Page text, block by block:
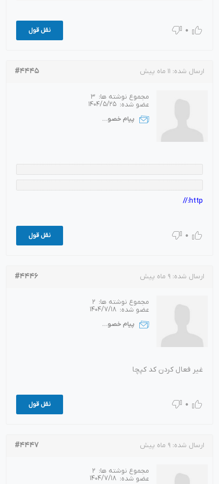
نقل قول 0
ارسال شده: 11 ماه پیش #4445
مجموع نوشته ها: 3
عضو شده: 1404/5/25
پیام خصوصی
http://
نقل قول 0
ارسال شده: 9 ماه پیش #4446
مجموع نوشته ها: 2
عضو شده: 1404/7/18
پیام خصوصی
غیر فعال کردن کد کپچا
نقل قول 0
ارسال شده: 9 ماه پیش #4447
مجموع نوشته ها: 2
عضو شده: 1404/7/18